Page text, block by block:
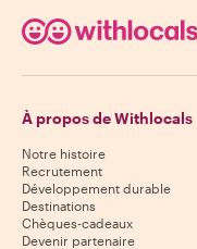
À propos de Withlocals
Notre histoire
Recrutement
Développement durable
Destinations
Chèques-cadeaux
Devenir partenaire